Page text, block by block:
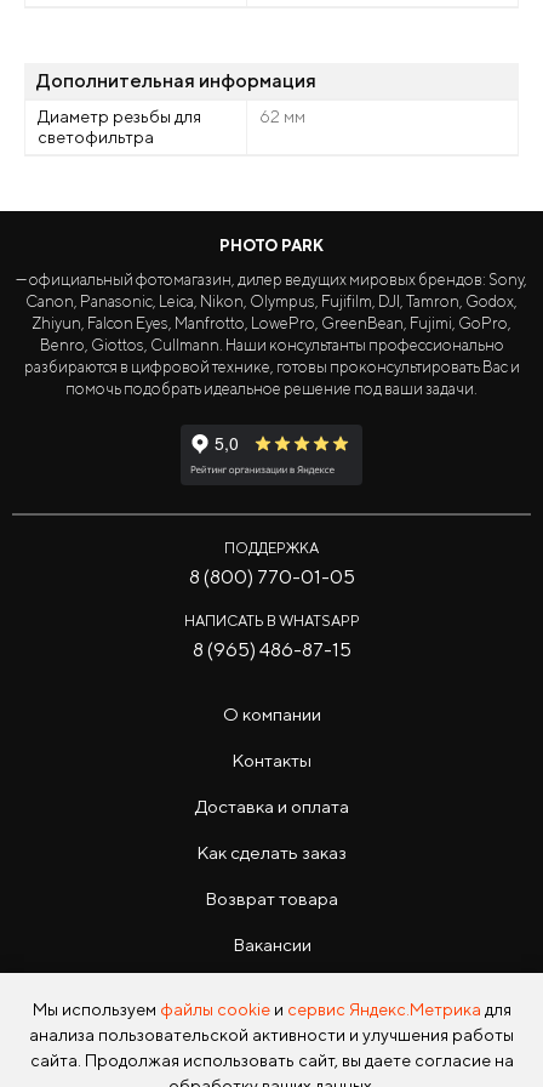
Дополнительная информация
Диаметр резьбы для
светофильтра
62 мм
PHOTO PARK
— официальный фотомагазин, дилер ведущих мировых брендов: Sony,
Canon, Panasonic, Leica, Nikon, Olympus, Fujifilm, DJI, Tamron, Godox,
Zhiyun, Falcon Eyes, Manfrotto, LowePro, GreenBean, Fujimi, GoPro,
Benro, Giottos, Cullmann. Наши консультанты профессионально
разбираются в цифровой технике, готовы проконсультировать Вас и
помочь подобрать идеальное решение под ваши задачи.
ПОДДЕРЖКА
8 (800) 770-01-05
НАПИСАТЬ В WHATSAPP
8 (965) 486-87-15
О компании
Контакты
Доставка и оплата
Как сделать заказ
Возврат товара
Вакансии
Мы используем файлы cookieи сервис Яндекс.Метрика для
анализа пользовательской активности и улучшения работы
сайта. Продолжая использовать сайт, вы даете согласие на